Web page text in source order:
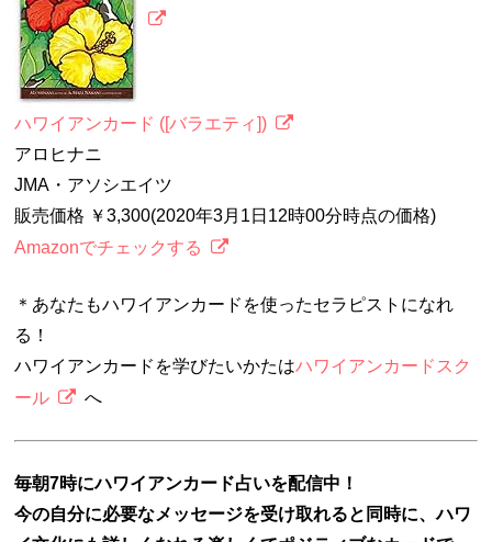
ハワイアンカード ([バラエティ])
アロヒナニ
JMA・アソシエイツ
販売価格 ￥3,300(2020年3月1日12時00分時点の価格)
Amazonでチェックする
＊あなたもハワイアンカードを使ったセラピストになれ
る！
ハワイアンカードを学びたいかたはハワイアンカードスク
ール
へ
毎朝7時にハワイアンカード占いを配信中！
今の自分に必要なメッセージを受け取れると同時に、ハワ